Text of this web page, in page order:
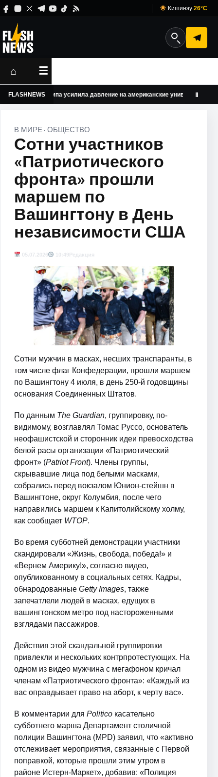
Кишинэу 26°C
⌂ ☰
FLASHNEWS
Трампа усилила давление на американские университеты Ⅱ
В МИРЕ · ОБЩЕСТВО
Сотни участников
«Патриотического
фронта» прошли
маршем по
Вашингтону в День
независимости США
05.07.2026 10:49Редакция
Сотни мужчин в масках, несших транспаранты, в
том числе флаг Конфедерации, прошли маршем
по Вашингтону 4 июля, в день 250-й годовщины
основания Соединенных Штатов.
По данным The Guardian, группировку, по-
видимому, возглавлял Томас Руссо, основатель
неофашистской и сторонник идеи превосходства
белой расы организации «Патриотический
фронт» (Patriot Front). Члены группы,
скрывавшие лица под белыми масками,
собрались перед вокзалом Юнион-стейшн в
Вашингтоне, округ Колумбия, после чего
направились маршем к Капитолийскому холму,
как сообщает WTOP.
Во время субботней демонстрации участники
скандировали «Жизнь, свобода, победа!» и
«Вернем Америку!», согласно видео,
опубликованному в социальных сетях. Кадры,
обнародованные Getty Images, также
запечатлели людей в масках, едущих в
вашингтонском метро под настороженными
взглядами пассажиров.
Действия этой скандальной группировки
привлекли и нескольких контрпротестующих. На
одном из видео мужчина с мегафоном кричал
членам «Патриотического фронта»: «Каждый из
вас оправдывает право на аборт, к черту вас».
В комментарии для Politico касательно
субботнего марша Департамент столичной
полиции Вашингтона (MPD) заявил, что «активно
отслеживает мероприятия, связанные с Первой
поправкой, которые прошли этим утром в
районе Истерн-Маркет», добавив: «Полиция